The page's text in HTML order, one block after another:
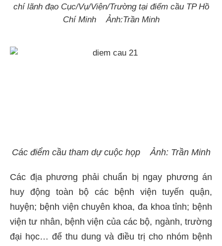
chí lãnh đạo Cục/Vụ/Viện/Trường tại điểm cầu TP Hồ
Chí Minh Ảnh:Trần Minh
Các điểm cầu tham dự cuộc họp Ảnh: Trần Minh
Các địa phương phải chuẩn bị ngay phương án
huy động toàn bộ các bệnh viện tuyến quận,
huyện; bệnh viện chuyên khoa, đa khoa tỉnh; bệnh
viện tư nhân, bệnh viện của các bộ, ngành, trường
đại học… để thu dung và điều trị cho nhóm bệnh